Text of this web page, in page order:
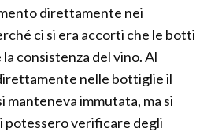
direttamente nei
ci si era accorti che le botti
consistenza del vino. Al
nelle bottiglie il
manteneva immutata, ma si
potessero verificare degli